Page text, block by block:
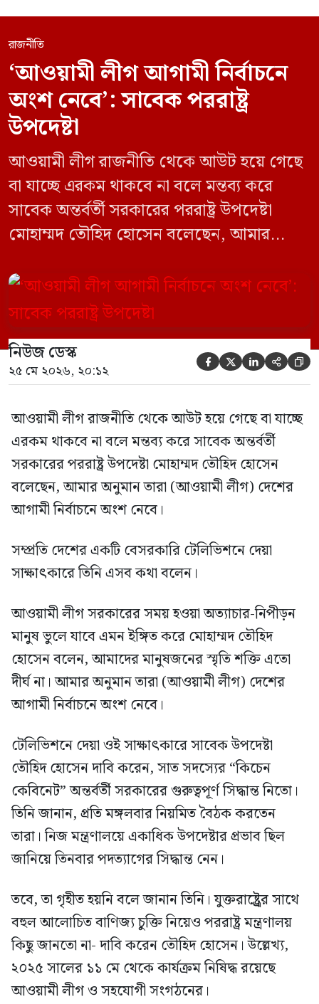
রাজনীতি
‘আওয়ামী লীগ আগামী নির্বাচনে
অংশ নেবে’: সাবেক পররাষ্ট্র
উপদেষ্টা
আওয়ামী লীগ রাজনীতি থেকে আউট হয়ে গেছে
বা যাচ্ছে এরকম থাকবে না বলে মন্তব্য করে
সাবেক অন্তর্বর্তী সরকারের পররাষ্ট্র উপদেষ্টা
মোহাম্মদ তৌহিদ হোসেন বলেছেন, আমার
নির্বাচনে অংশ নেবে। সম্প্রতি দেশের একটি
বেসরকারি টেলিভিশনে দেয়া সাক্ষাৎকারে তিনি
এসব কথা বলেন। আওয়ামী লীগ সরকারের সময়
হওয়া অত্যাচার-নিপীড়ন মানুষ ভুলে যাবে এমন
[…]
নিউজ ডেস্ক
২৫ মে ২০২৬, ২০:১২     
আওয়ামী লীগ রাজনীতি থেকে আউট হয়ে গেছে বা যাচ্ছে
এরকম থাকবে না বলে মন্তব্য করে সাবেক অন্তর্বর্তী
সরকারের পররাষ্ট্র উপদেষ্টা মোহাম্মদ তৌহিদ হোসেন
বলেছেন, আমার অনুমান তারা (আওয়ামী লীগ) দেশের
আগামী নির্বাচনে অংশ নেবে।
সম্প্রতি দেশের একটি বেসরকারি টেলিভিশনে দেয়া
সাক্ষাৎকারে তিনি এসব কথা বলেন।
আওয়ামী লীগ সরকারের সময় হওয়া অত্যাচার-নিপীড়ন
মানুষ ভুলে যাবে এমন ইঙ্গিত করে মোহাম্মদ তৌহিদ
হোসেন বলেন, আমাদের মানুষজনের স্মৃতি শক্তি এতো
দীর্ঘ না। আমার অনুমান তারা (আওয়ামী লীগ) দেশের
আগামী নির্বাচনে অংশ নেবে।
টেলিভিশনে দেয়া ওই সাক্ষাৎকারে সাবেক উপদেষ্টা
তৌহিদ হোসেন দাবি করেন, সাত সদস্যের “কিচেন
কেবিনেট” অন্তর্বর্তী সরকারের গুরুত্বপূর্ণ সিদ্ধান্ত নিতো।
তিনি জানান, প্রতি মঙ্গলবার নিয়মিত বৈঠক করতেন
তারা। নিজ মন্ত্রণালয়ে একাধিক উপদেষ্টার প্রভাব ছিল
জানিয়ে তিনবার পদত্যাগের সিদ্ধান্ত নেন।
তবে, তা গৃহীত হয়নি বলে জানান তিনি। যুক্তরাষ্ট্র্রের সাথে
বহুল আলোচিত বাণিজ্য চুক্তি নিয়েও পররাষ্ট্র মন্ত্রণালয়
কিছু জানতো না- দাবি করেন তৌহিদ হোসেন। উল্লেখ্য,
২০২৫ সালের ১১ মে থেকে কার্যক্রম নিষিদ্ধ রয়েছে
আওয়ামী লীগ ও সহযোগী সংগঠনের।